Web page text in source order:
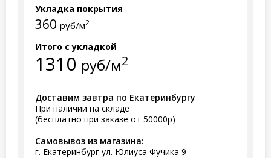
Укладка покрытия
360 руб/м2
Итого с укладкой
1310 руб/м2
Доставим завтра по Екатеринбургу
При наличии на складе
(бесплатно при заказе от 50000р)
Самовывоз из магазина:
г. Екатеринбург ул. Юлиуса Фучика 9